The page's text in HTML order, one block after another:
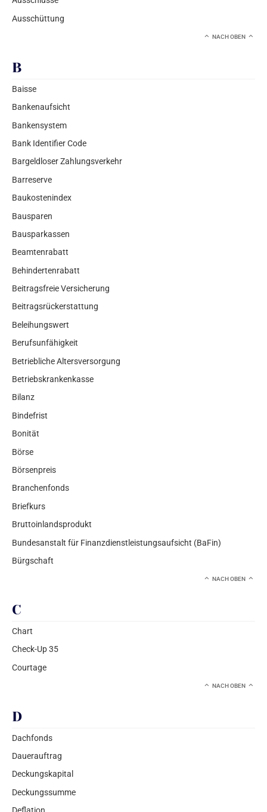
Ausschüttung
NACH OBEN
B
Baisse
Bankenaufsicht
Bankensystem
Bank Identifier Code
Bargeldloser Zahlungsverkehr
Barreserve
Baukostenindex
Bausparen
Bausparkassen
Beamtenrabatt
Behindertenrabatt
Beitragsfreie Versicherung
Beitragsrückerstattung
Beleihungswert
Berufsunfähigkeit
Betriebliche Altersversorgung
Betriebskrankenkasse
Bilanz
Bindefrist
Bonität
Börse
Börsenpreis
Branchenfonds
Briefkurs
Bruttoinlandsprodukt
Bundesanstalt für Finanzdienstleistungsaufsicht (BaFin)
Bürgschaft
NACH OBEN
C
Chart
Check-Up 35
Courtage
NACH OBEN
D
Dachfonds
Dauerauftrag
Deckungskapital
Deckungssumme